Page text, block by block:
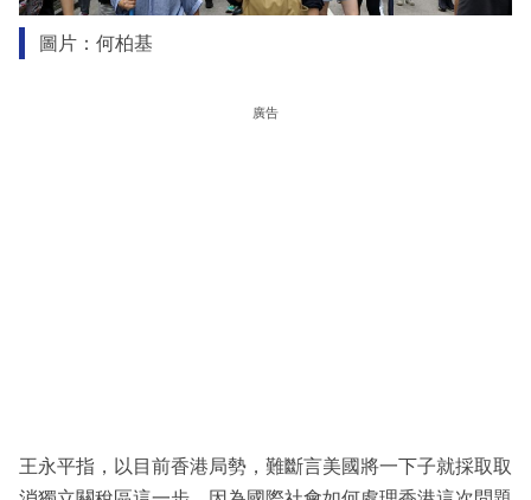
圖片：何柏基
廣告
王永平指，以目前香港局勢，難斷言美國將一下子就採取取